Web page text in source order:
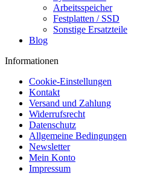
Arbeitsspeicher
Festplatten / SSD
Sonstige Ersatzteile
Blog
Informationen
Cookie-Einstellungen
Kontakt
Versand und Zahlung
Widerrufsrecht
Datenschutz
Allgemeine Bedingungen
Newsletter
Mein Konto
Impressum